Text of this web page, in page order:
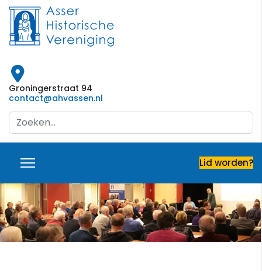
Groningerstraat 94
contact@ahvassen.nl
Search
...
Lid worden?